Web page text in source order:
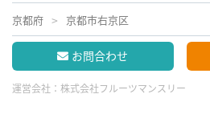
京都府 京都市右京区
お問合わせ
運営会社： 株式会社フルーツマンスリー